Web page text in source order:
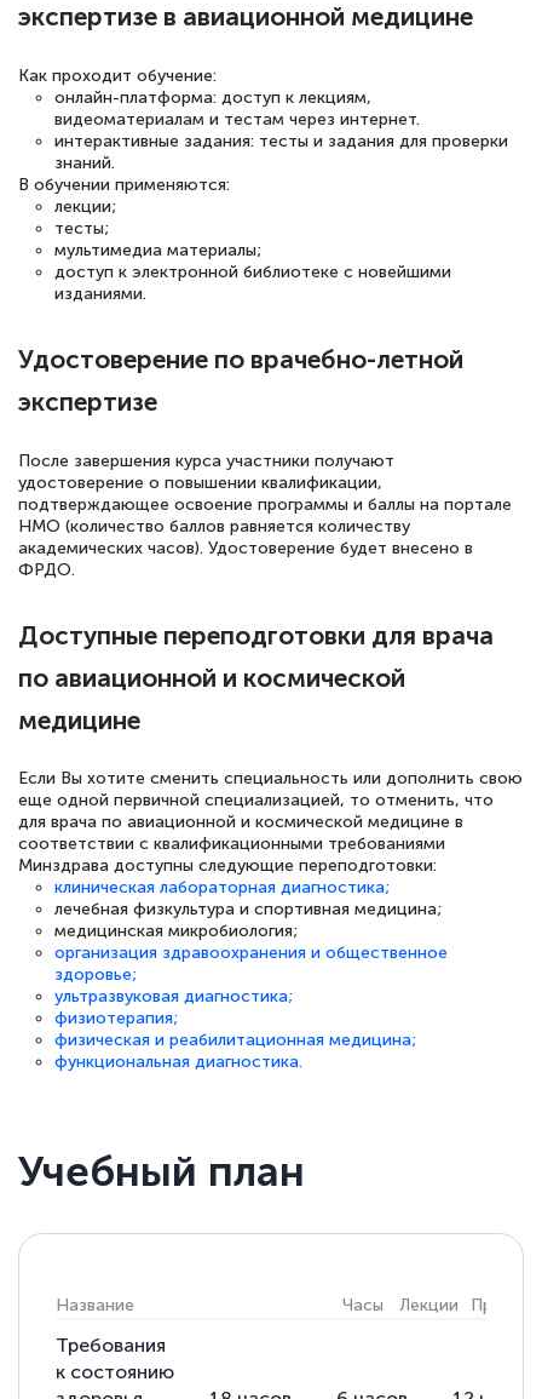
Всем добрый день! Я прошла курс
повышени каалификации по
специальности «Тренер-преподаватель
по тяжелой атлетике»! Хочется
подчеркуть, что при обращении
оперативно связались со мной
специалисты, ответили на все
интересующие вопросы и в течении
двух…
10 марта 2026
Оставила заявку на обучение онлайн, мне
быстро ответили, разъяснили все детали.
количество тематической литературы,
пособий и учебников доступно на время
прохождения курса, удобная система
каком этапе…
экспертизе в авиационной медицине
Как проходит обучение:
онлайн-платформа: доступ к лекциям,
видеоматериалам и тестам через интернет.
интерактивные задания: тесты и задания для проверки
знаний.
В обучении применяются:
лекции;
тесты;
мультимедиа материалы;
доступ к электронной библиотеке с новейшими
изданиями.
Удостоверение по врачебно-летной
экспертизе
После завершения курса участники получают
удостоверение о повышении квалификации,
подтверждающее освоение программы и баллы на портале
НМО (количество баллов равняется количеству
академических часов). Удостоверение будет внесено в
ФРДО.
Доступные переподготовки для врача
по авиационной и космической
медицине
Если Вы хотите сменить специальность или дополнить свою
еще одной первичной специализацией, то отменить, что
для врача по авиационной и космической медицине в
соответствии с квалификационными требованиями
Минздрава доступны следующие переподготовки:
клиническая лабораторная диагностика;
лечебная физкультура и спортивная медицина;
медицинская микробиология;
организация здравоохранения и общественное
здоровье;
ультразвуковая диагностика;
физиотерапия;
физическая и реабилитационная медицина;
функциональная диагностика.
Учебный план
Название Часы Лекции
Требования
к состоянию